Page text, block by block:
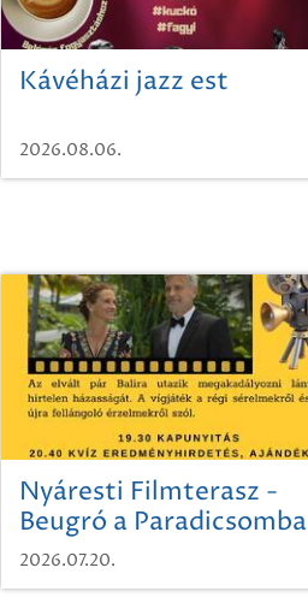
Kávéházi jazz est
2026.08.06.
Nyáresti Filmterasz -
Beugró a Paradicsomba
2026.07.20.